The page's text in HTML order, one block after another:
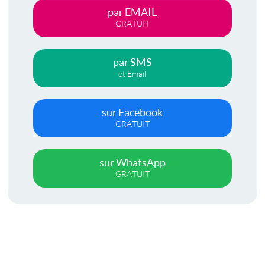
par EMAIL
GRATUIT
par SMS
et Email
sur Facebook
GRATUIT
sur WhatsApp
GRATUIT